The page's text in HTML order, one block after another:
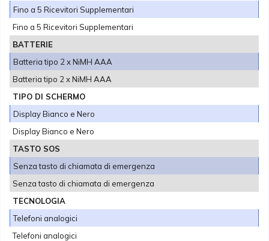
Fino a 5 Ricevitori Supplementari
Fino a 5 Ricevitori Supplementari
BATTERIE
Batteria tipo 2 x NiMH AAA
Batteria tipo 2 x NiMH AAA
TIPO DI SCHERMO
Display Bianco e Nero
Display Bianco e Nero
TASTO SOS
Senza tasto di chiamata di emergenza
Senza tasto di chiamata di emergenza
TECNOLOGIA
Telefoni analogici
Telefoni analogici